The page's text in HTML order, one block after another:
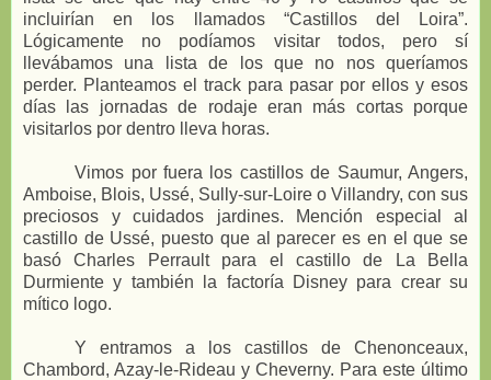
incluirían en los llamados “Castillos del Loira”.
Lógicamente no podíamos visitar todos, pero sí
llevábamos una lista de los que no nos queríamos
perder. Planteamos el track para pasar por ellos y esos
días las jornadas de rodaje eran más cortas porque
visitarlos por dentro lleva horas.
Vimos por fuera los castillos de Saumur, Angers,
Amboise, Blois, Ussé, Sully-sur-Loire o Villandry, con sus
preciosos y cuidados jardines. Mención especial al
castillo de Ussé, puesto que al parecer es en el que se
basó Charles Perrault para el castillo de La Bella
Durmiente y también la factoría Disney para crear su
mítico logo.
Y entramos a los castillos de Chenonceaux,
Chambord, Azay-le-Rideau y Cheverny. Para este último